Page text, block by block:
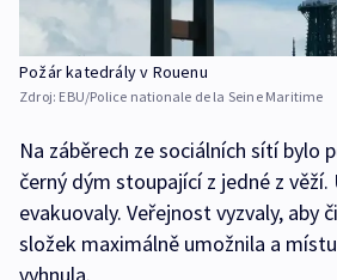
Požár katedrály v Rouenu
Zdroj: EBU/Police nationale de la Seine Maritime
Na záběrech ze sociálních sítí bylo
černý dým stoupající z jedné z
evakuovaly. Veřejnost vyzvaly, aby
složek maximálně umožnila a